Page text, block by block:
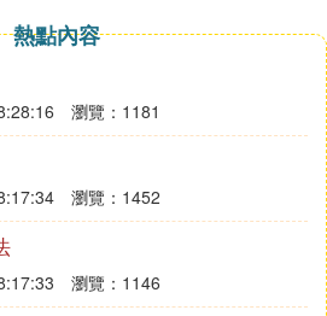
」進入最後行模式，此時vi會
」符號年作為最後行模式的提
關命令。命令執行完畢後，vi
熱點內容
瀏覽：1181
瀏覽：1452
瀏覽：1146